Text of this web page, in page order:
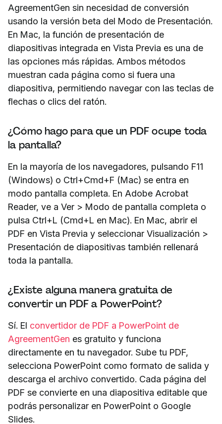
AgreementGen sin necesidad de conversión
usando la versión beta del Modo de Presentación.
En Mac, la función de presentación de
diapositivas integrada en Vista Previa es una de
las opciones más rápidas. Ambos métodos
muestran cada página como si fuera una
diapositiva, permitiendo navegar con las teclas de
flechas o clics del ratón.
¿Cómo hago para que un PDF ocupe toda
la pantalla?
En la mayoría de los navegadores, pulsando F11
(Windows) o Ctrl+Cmd+F (Mac) se entra en
modo pantalla completa. En Adobe Acrobat
Reader, ve a Ver > Modo de pantalla completa o
pulsa Ctrl+L (Cmd+L en Mac). En Mac, abrir el
PDF en Vista Previa y seleccionar Visualización >
Presentación de diapositivas también rellenará
toda la pantalla.
¿Existe alguna manera gratuita de
convertir un PDF a PowerPoint?
Sí. El convertidor de PDF a PowerPoint de
AgreementGen es gratuito y funciona
directamente en tu navegador. Sube tu PDF,
selecciona PowerPoint como formato de salida y
descarga el archivo convertido. Cada página del
PDF se convierte en una diapositiva editable que
podrás personalizar en PowerPoint o Google
Slides.